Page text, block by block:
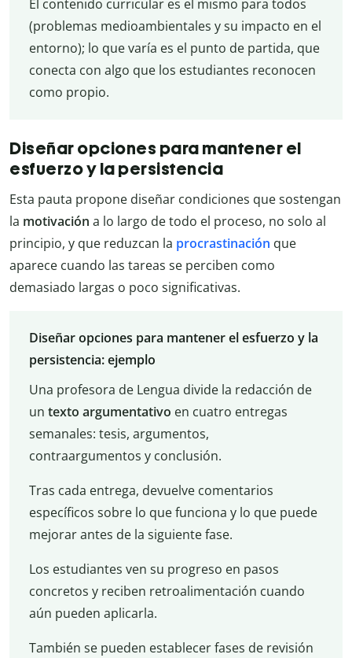
El contenido curricular es el mismo para todos
(problemas medioambientales y su impacto en el
entorno); lo que varía es el punto de partida, que
conecta con algo que los estudiantes reconocen
como propio.
Diseñar opciones para mantener el
esfuerzo y la persistencia
Esta pauta propone diseñar condiciones que sostengan
la motivación a lo largo de todo el proceso, no solo al
principio, y que reduzcan la procrastinación que
aparece cuando las tareas se perciben como
demasiado largas o poco significativas.
Diseñar opciones para mantener el esfuerzo y la
persistencia: ejemplo
Una profesora de Lengua divide la redacción de
un texto argumentativo en cuatro entregas
semanales: tesis, argumentos,
contraargumentos y conclusión.
Tras cada entrega, devuelve comentarios
específicos sobre lo que funciona y lo que puede
mejorar antes de la siguiente fase.
Los estudiantes ven su progreso en pasos
concretos y reciben retroalimentación cuando
aún pueden aplicarla.
También se pueden establecer fases de revisión